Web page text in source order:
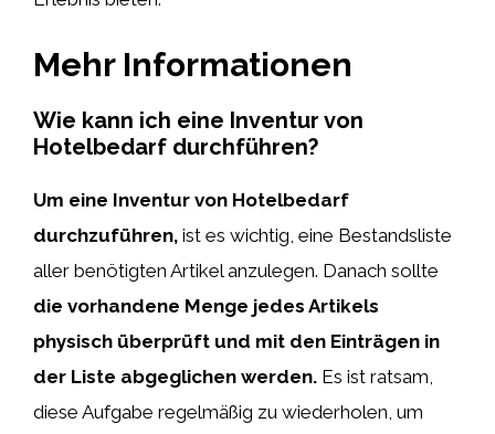
Mehr Informationen
Wie kann ich eine Inventur von
Hotelbedarf durchführen?
Um eine Inventur von Hotelbedarf
durchzuführen, ist es wichtig, eine Bestandsliste
aller benötigten Artikel anzulegen. Danach sollte
die vorhandene Menge jedes Artikels
physisch überprüft und mit den Einträgen in
der Liste abgeglichen werden. Es ist ratsam,
diese Aufgabe regelmäßig zu wiederholen, um